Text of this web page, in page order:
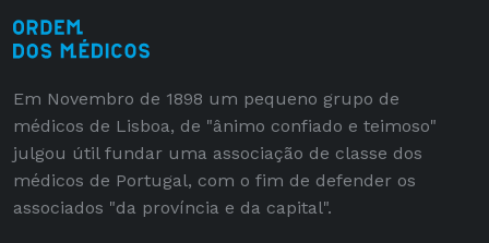
Em Novembro de 1898 um pequeno grupo de
médicos de Lisboa, de "ânimo confiado e teimoso"
julgou útil fundar uma associação de classe dos
médicos de Portugal, com o fim de defender os
associados "da província e da capital".